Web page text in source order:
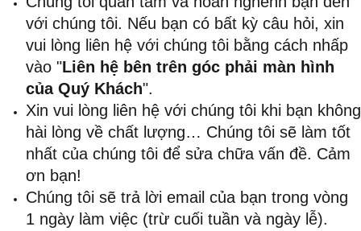
với chúng tôi. Nếu bạn có bất kỳ câu hỏi, xin
vui lòng liên hệ với chúng tôi bằng cách nhấp
vào "Liên hệ bên trên góc phải màn hình
của Quý Khách".
Xin vui lòng liên hệ với chúng tôi khi bạn không
hài lòng về chất lượng… Chúng tôi sẽ làm tốt
nhất của chúng tôi để sửa chữa vấn đề. Cảm
ơn bạn!
Chúng tôi sẽ trả lời email của bạn trong vòng
1 ngày làm việc (trừ cuối tuần và ngày lễ).